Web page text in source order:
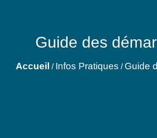
Guide des
Accueil / Infos Pratiques / Guide